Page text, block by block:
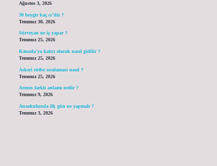
Ağustos 3, 2026
30 beygir kaç cc’dir ?
Temmuz 30, 2026
Sürveyan ne iş yapar ?
Temmuz 25, 2026
Kanada’ya kalıcı olarak nasıl gidilir ?
Temmuz 25, 2026
Askeri rütbe sıralaması nasıl ?
Temmuz 25, 2026
Arının farklı anlamı nedir ?
Temmuz 9, 2026
Anaokulunda ilk gün ne yapmalı ?
Temmuz 3, 2026